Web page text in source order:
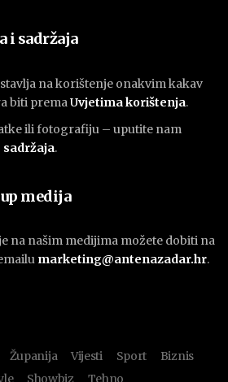
i sadržaja
na korištenje onakvim kakav
biti prema Uvjetima korištenja.
ili fotografiju – uputite nam
sadržaja.
medija
na našim medijima možete dobiti na
marketing@antenazadar.hr.
Županija Vijesti Sport
Biznis
Showbiz Tehno